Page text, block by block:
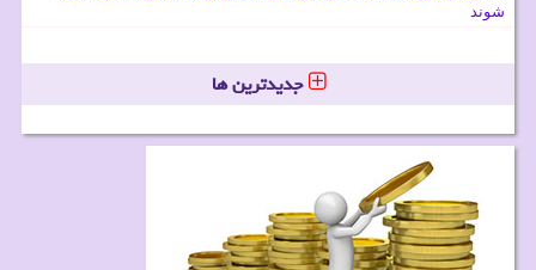
شوند
جدیدترین ها